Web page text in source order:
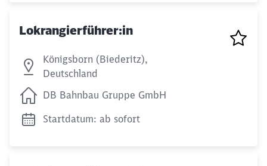
Lokrangierführer:in
Königsborn (Biederitz),
Deutschland
DB Bahnbau Gruppe GmbH
Startdatum: ab sofort